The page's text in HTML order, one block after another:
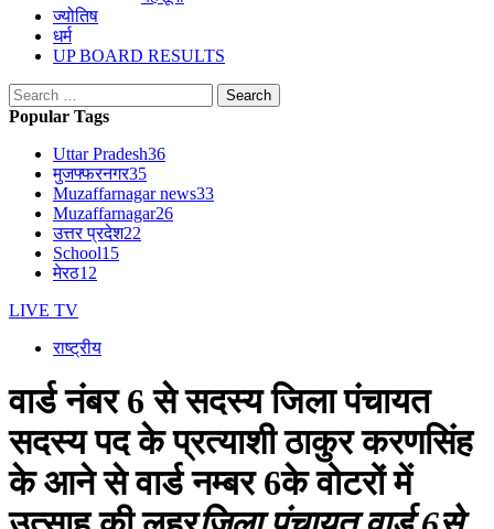
ज्योतिष
धर्म
UP BOARD RESULTS
Search
for:
Popular Tags
Uttar Pradesh36
मुजफ्फरनगर35
Muzaffarnagar news33
Muzaffarnagar26
उत्तर प्रदेश22
School15
मेरठ12
LIVE TV
राष्ट्रीय
वार्ड नंबर 6 से सदस्य जिला पंचायत
सदस्य पद के प्रत्याशी ठाकुर करणसिंह
के आने से ‌वार्ड नम्बर 6के वोटरों में